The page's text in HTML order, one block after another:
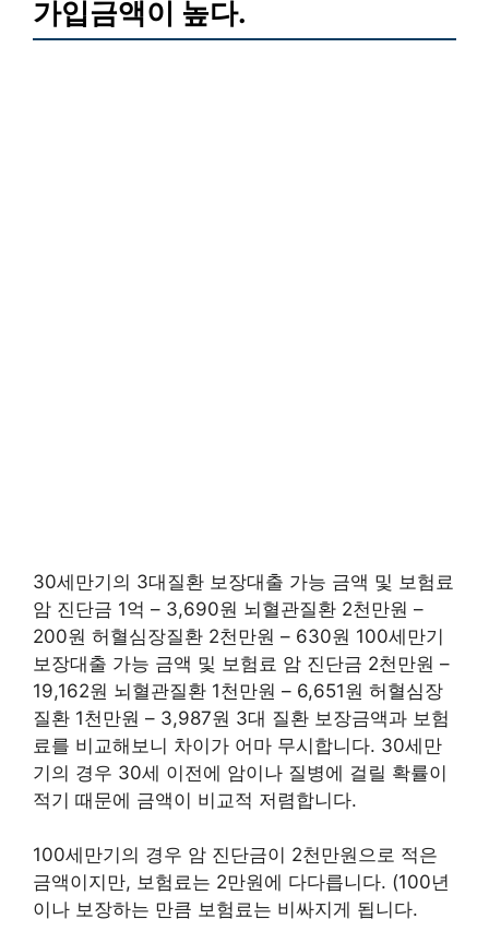
가입금액이 높다.
30세만기의 3대질환 보장대출 가능 금액 및 보험료
암 진단금 1억 – 3,690원 뇌혈관질환 2천만원 –
200원 허혈심장질환 2천만원 – 630원 100세만기
보장대출 가능 금액 및 보험료 암 진단금 2천만원 –
19,162원 뇌혈관질환 1천만원 – 6,651원 허혈심장
질환 1천만원 – 3,987원 3대 질환 보장금액과 보험
료를 비교해보니 차이가 어마 무시합니다. 30세만
기의 경우 30세 이전에 암이나 질병에 걸릴 확률이
적기 때문에 금액이 비교적 저렴합니다.
100세만기의 경우 암 진단금이 2천만원으로 적은
금액이지만, 보험료는 2만원에 다다릅니다. (100년
이나 보장하는 만큼 보험료는 비싸지게 됩니다.